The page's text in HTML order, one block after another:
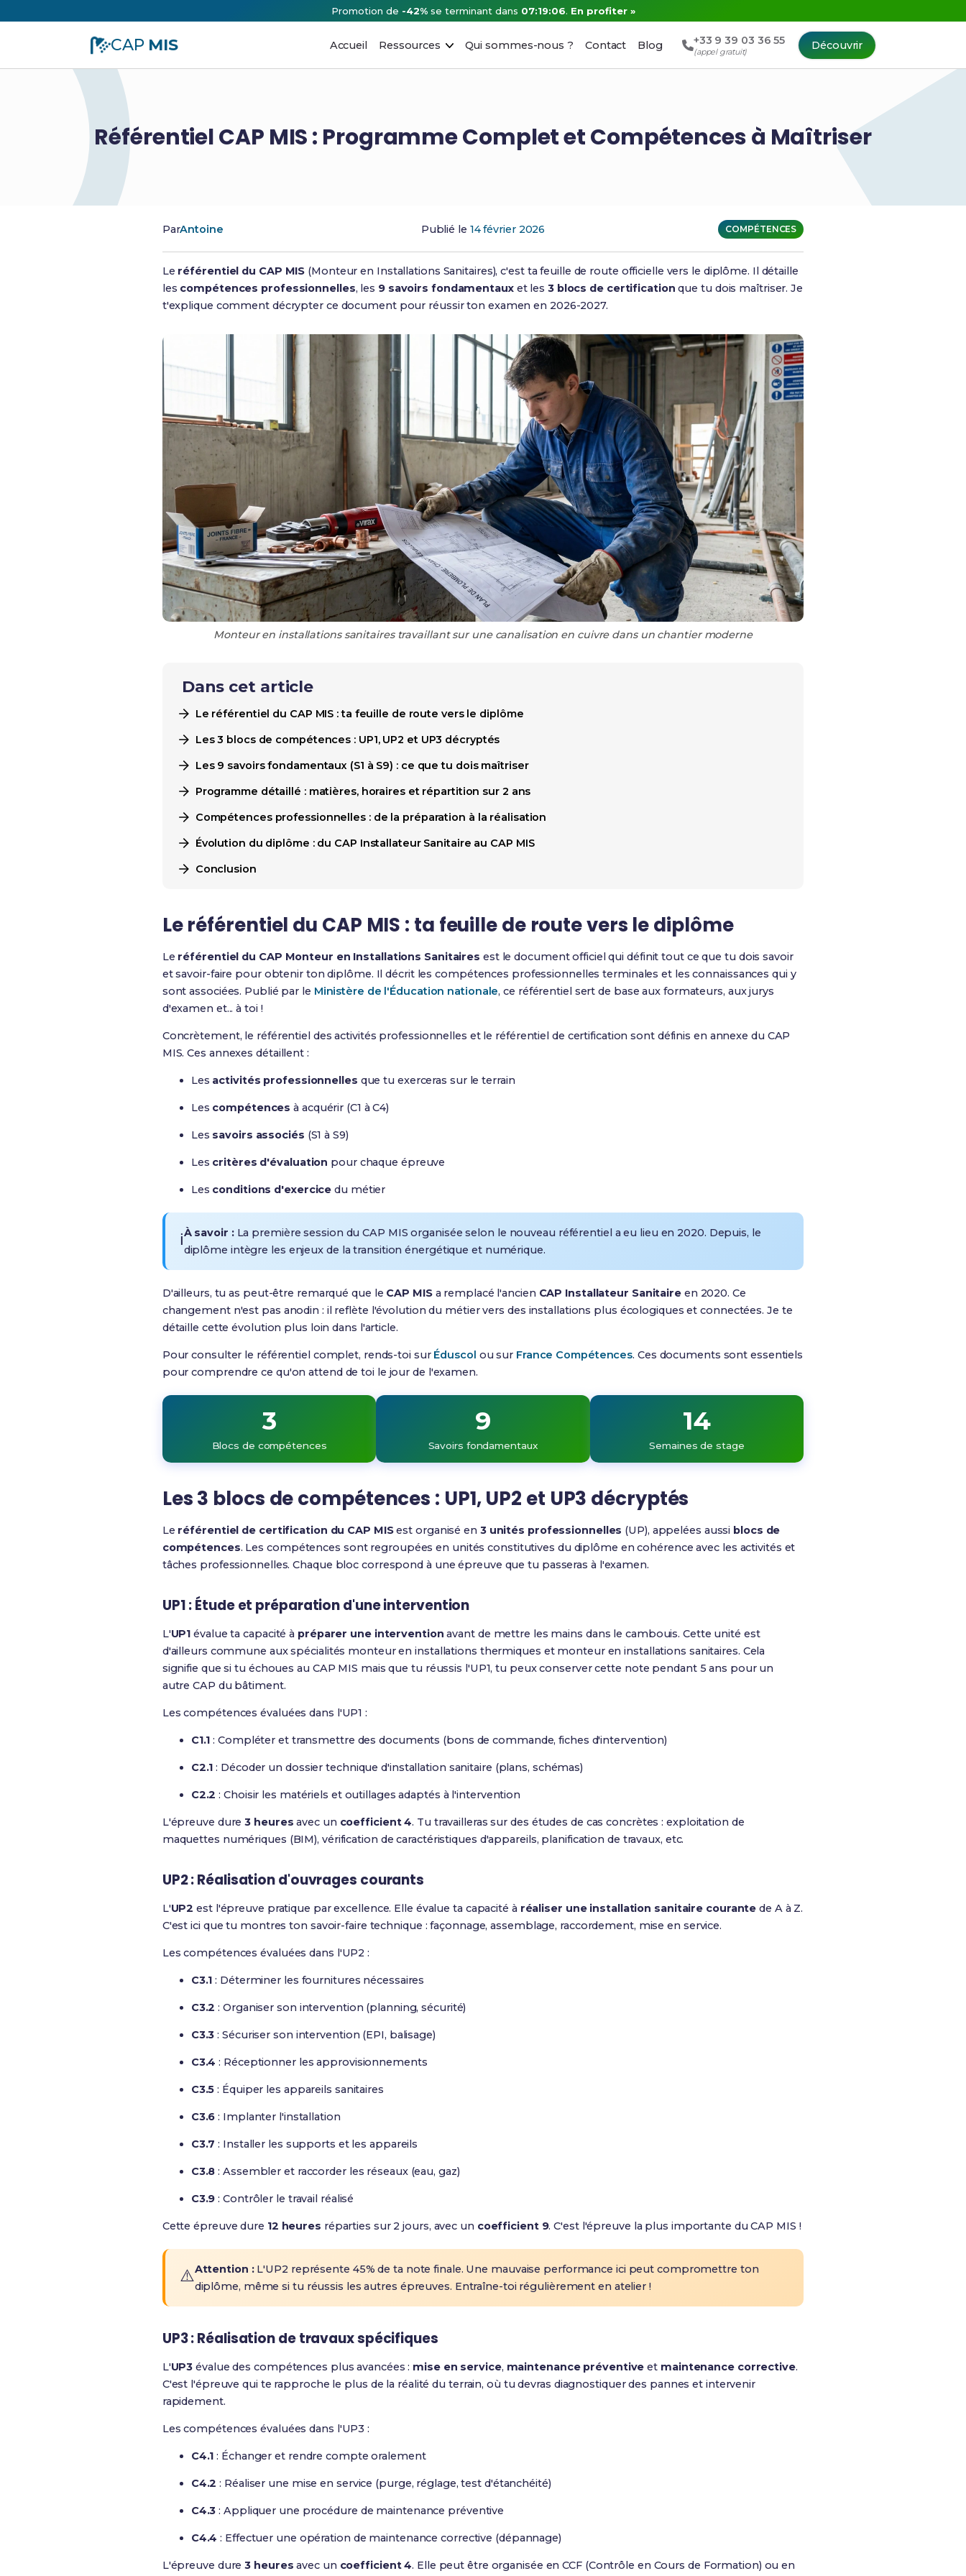
Promotion de -42% se terminant dans 07:19:05. En profiter »
CAP MIS Accueil Ressources Qui sommes-nous ? Contact Blog +33 9 39 03 36 55
(appel gratuit)
Découvrir
Référentiel CAP MIS : Programme Complet et Compétences à Maîtriser
ParAntoine Publié le 14 février 2026 COMPÉTENCES
Le référentiel du CAP MIS (Monteur en Installations Sanitaires), c'est ta feuille de route officielle vers le diplôme. Il détaille
les compétences professionnelles, les 9 savoirs fondamentauxet les 3 blocs de certification que tu dois maîtriser. Je
t'explique comment décrypter ce document pour réussir ton examen en 2026-2027.
Monteur en installations sanitaires travaillant sur une canalisation en cuivre dans un chantier moderne
Dans cet article
Le référentiel du CAP MIS : ta feuille de route vers le diplôme
Les 3 blocs de compétences : UP1, UP2 et UP3 décryptés
Les 9 savoirs fondamentaux (S1 à S9) : ce que tu dois maîtriser
Programme détaillé : matières, horaires et répartition sur 2 ans
Compétences professionnelles : de la préparation à la réalisation
Évolution du diplôme : du CAP Installateur Sanitaire au CAP MIS
Conclusion
Le référentiel du CAP MIS : ta feuille de route vers le diplôme
Le référentiel du CAP Monteur en Installations Sanitaires est le document officiel qui définit tout ce que tu dois savoir
et savoir-faire pour obtenir ton diplôme. Il décrit les compétences professionnelles terminales et les connaissances qui y
sont associées. Publié par le Ministère de l'Éducation nationale, ce référentiel sert de base aux formateurs, aux jurys
d'examen et... à toi !
Concrètement, le référentiel des activités professionnelles et le référentiel de certification sont définis en annexe du CAP
MIS. Ces annexes détaillent :
Les activités professionnelles que tu exerceras sur le terrain
Les compétences à acquérir (C1 à C4)
Les savoirs associés (S1 à S9)
Les critères d'évaluation pour chaque épreuve
Les conditions d'exercice du métier
ℹ️À savoir : La première session du CAP MIS organisée selon le nouveau référentiel a eu lieu en 2020. Depuis, le
diplôme intègre les enjeux de la transition énergétique et numérique.
D'ailleurs, tu as peut-être remarqué que le CAP MISa remplacé l'ancien CAP Installateur Sanitaireen 2020. Ce
changement n'est pas anodin : il reflète l'évolution du métier vers des installations plus écologiques et connectées. Je te
détaille cette évolution plus loin dans l'article.
Pour consulter le référentiel complet, rends-toi sur Éduscol ou sur France Compétences. Ces documents sont essentiels
pour comprendre ce qu'on attend de toi le jour de l'examen.
3
Blocs de compétences
9
Savoirs fondamentaux
14
Semaines de stage
Les 3 blocs de compétences : UP1, UP2 et UP3 décryptés
Le référentiel de certification du CAP MISest organisé en 3 unités professionnelles (UP), appelées aussi blocs de
compétences. Les compétences sont regroupées en unités constitutives du diplôme en cohérence avec les activités et
tâches professionnelles. Chaque bloc correspond à une épreuve que tu passeras à l'examen.
UP1 : Étude et préparation d'une intervention
L'UP1 évalue ta capacité à préparer une intervention avant de mettre les mains dans le cambouis. Cette unité est
d'ailleurs commune aux spécialités monteur en installations thermiques et monteur en installations sanitaires. Cela
signifie que si tu échoues au CAP MIS mais que tu réussis l'UP1, tu peux conserver cette note pendant 5 ans pour un
autre CAP du bâtiment.
Les compétences évaluées dans l'UP1 :
C1.1 : Compléter et transmettre des documents (bons de commande, fiches d'intervention)
C2.1 : Décoder un dossier technique d'installation sanitaire (plans, schémas)
C2.2 : Choisir les matériels et outillages adaptés à l'intervention
L'épreuve dure3 heures avec un coefficient 4. Tu travailleras sur des études de cas concrètes : exploitation de
maquettes numériques (BIM), vérification de caractéristiques d'appareils, planification de travaux, etc.
UP2 : Réalisation d'ouvrages courants
L'UP2 est l'épreuve pratique par excellence. Elle évalue ta capacité à réaliser une installation sanitaire courante de A à Z.
C'est ici que tu montres ton savoir-faire technique : façonnage, assemblage, raccordement, mise en service.
Les compétences évaluées dans l'UP2 :
C3.1 : Déterminer les fournitures nécessaires
C3.2 : Organiser son intervention (planning, sécurité)
C3.3 : Sécuriser son intervention (EPI, balisage)
C3.4 : Réceptionner les approvisionnements
C3.5 : Équiper les appareils sanitaires
C3.6 : Implanter l'installation
C3.7 : Installer les supports et les appareils
C3.8 : Assembler et raccorder les réseaux (eau, gaz)
C3.9 : Contrôler le travail réalisé
Cette épreuve dure 12 heures réparties sur 2 jours, avec un coefficient 9. C'est l'épreuve la plus importante du CAP MIS !
⚠️Attention :L'UP2 représente 45% de ta note finale. Une mauvaise performance ici peut compromettre ton
diplôme, même si tu réussis les autres épreuves. Entraîne-toi régulièrement en atelier !
UP3 : Réalisation de travaux spécifiques
L'UP3 évalue des compétences plus avancées : mise en service, maintenance préventive et maintenance corrective.
C'est l'épreuve qui te rapproche le plus de la réalité du terrain, où tu devras diagnostiquer des pannes et intervenir
rapidement.
Les compétences évaluées dans l'UP3 :
C4.1 : Échanger et rendre compte oralement
C4.2 : Réaliser une mise en service (purge, réglage, test d'étanchéité)
C4.3 : Appliquer une procédure de maintenance préventive
C4.4 : Effectuer une opération de maintenance corrective (dépannage)
L'épreuve dure3 heures avec un coefficient 4. Elle peut être organisée en CCF (Contrôle en Cours de Formation) ou en